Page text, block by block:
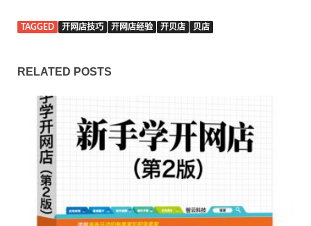
TAGGED 开网店技巧 开网店经验 开贝店 贝店
RELATED POSTS